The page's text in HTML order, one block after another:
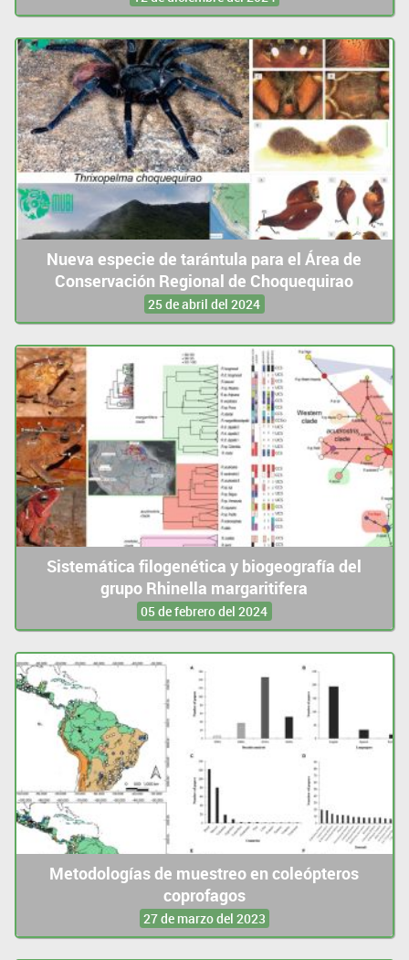
Nueva especie de tarántula para el Área de
Conservación Regional de Choquequirao
25 de abril del 2024
Sistemática filogenética y biogeografía del
grupo Rhinella margaritifera
05 de febrero del 2024
Metodologías de muestreo en coleópteros
coprofagos
27 de marzo del 2023